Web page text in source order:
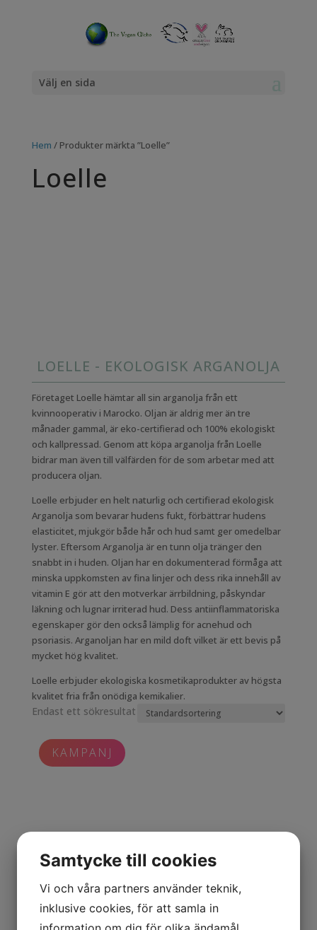
Välj en sida
Hem / Produkter märkta ”Loelle”
Loelle
LOELLE - EKOLOGISK ARGANOLJA
Företaget Loelle hämtar all sin arganolja från ett
kvinnooperativ i Marocko. Oljan är aldrig mer än tre
månader gammal, är eko-certifierad och 100% ekologiskt
och kallpressad. Genom att köpa arganolja från Loelle
bidrar man även till välfärden för de som arbetar med att
producera oljan.
Loelle erbjuder en helt naturlig och certifierad ekologisk
Arganolja som bevarar hudens fukt, förbättrar hudens
elasticitet, mjukgör både hår och hud samt ger omedelbar
lyster. Eftersom Arganolja är en tunn olja tränger den
snabbt in i huden. Oljan har en dokumenterad förmåga att
minska uppkomsten av fina linjer och dess rika innehåll av
vitamin E gör att den motverkar ärrbildning, påskyndar
läkning och lugnar irriterad hud. Dess antiinflammatoriska
egenskaper gör den också lämplig för acnehud och
psoriasis. Arganoljan har en mild doft vilket är ett bevis på
mycket hög kvalitet.
Loelle erbjuder ekologiska kosmetikaprodukter av högsta
kvalitet fria från onödiga kemikalier.
Endast ett sökresultat
KAMPANJ
Samtycke till cookies
Vi och våra partners använder teknik,
inklusive cookies, för att samla in